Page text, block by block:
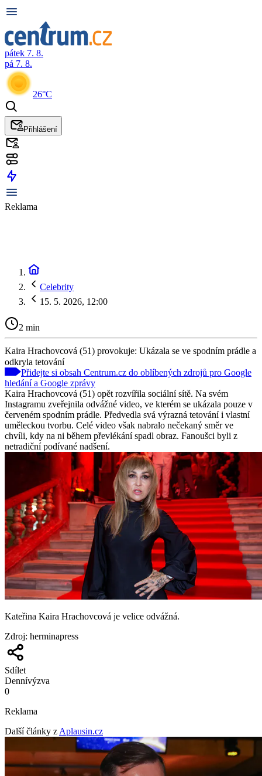
pátek 7. 8.
pá 7. 8.
26°C
Přihlášení
Reklama
Celebrity
15. 5. 2026, 12:00
2 min
Kaira Hrachovcová (51) provokuje: Ukázala se ve spodním prádle a
odkryla tetování
Přidejte si obsah Centrum.cz do oblíbených zdrojů pro Google
hledání a Google zprávy
Kaira Hrachovcová (51) opět rozvířila sociální sítě. Na svém
Instagramu zveřejnila odvážné video, ve kterém se ukázala pouze v
červeném spodním prádle. Předvedla svá výrazná tetování i vlastní
uměleckou tvorbu. Celé video však nabralo nečekaný směr ve
chvíli, kdy na ni během převlékání spadl obraz. Fanoušci byli z
netradiční podívané nadšení.
Kateřina Kaira Hrachovcová je velice odvážná.
Zdroj: herminapress
Sdílet
Dennívýzva
0
Reklama
Další články z Aplausin.cz